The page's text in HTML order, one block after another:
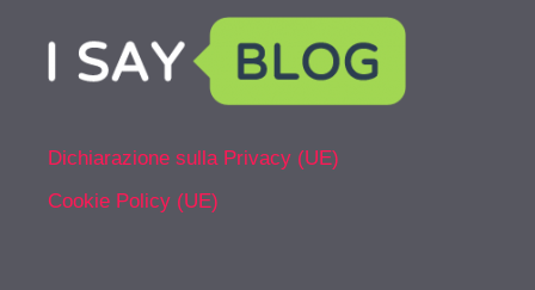
Dichiarazione sulla Privacy (UE)
Cookie Policy (UE)